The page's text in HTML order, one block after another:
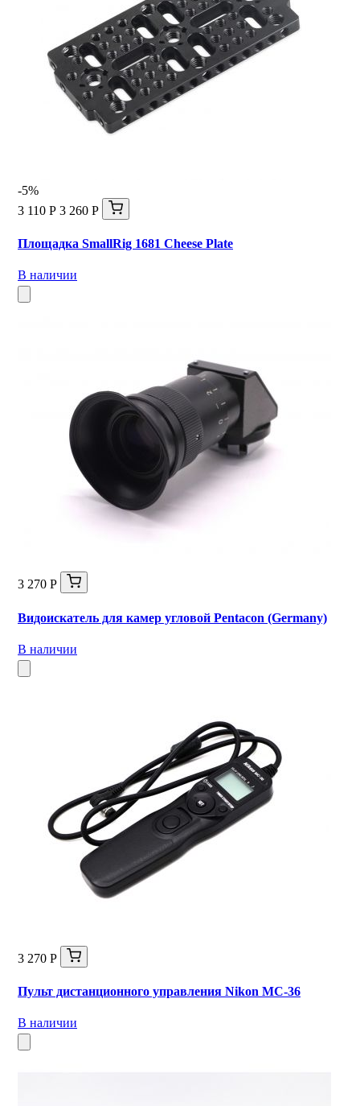
-5%
3 110 Р 3 260 Р
Площадка SmallRig 1681 Cheese Plate
В наличии
3 270 Р
Видоискатель для камер угловой Pentacon (Germany)
В наличии
3 270 Р
Пульт дистанционного управления Nikon MC-36
В наличии